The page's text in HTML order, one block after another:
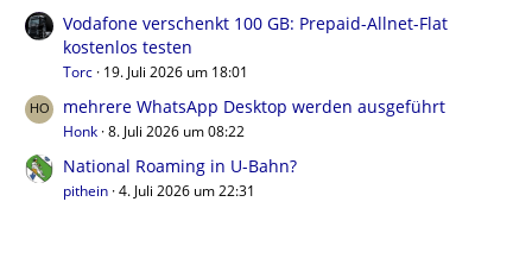
Vodafone verschenkt 100 GB: Prepaid-Allnet-Flat
kostenlos testen
Torc 19. Juli 2026 um 18:01
mehrere WhatsApp Desktop werden ausgeführt
Honk 8. Juli 2026 um 08:22
National Roaming in U-Bahn?
pithein 4. Juli 2026 um 22:31